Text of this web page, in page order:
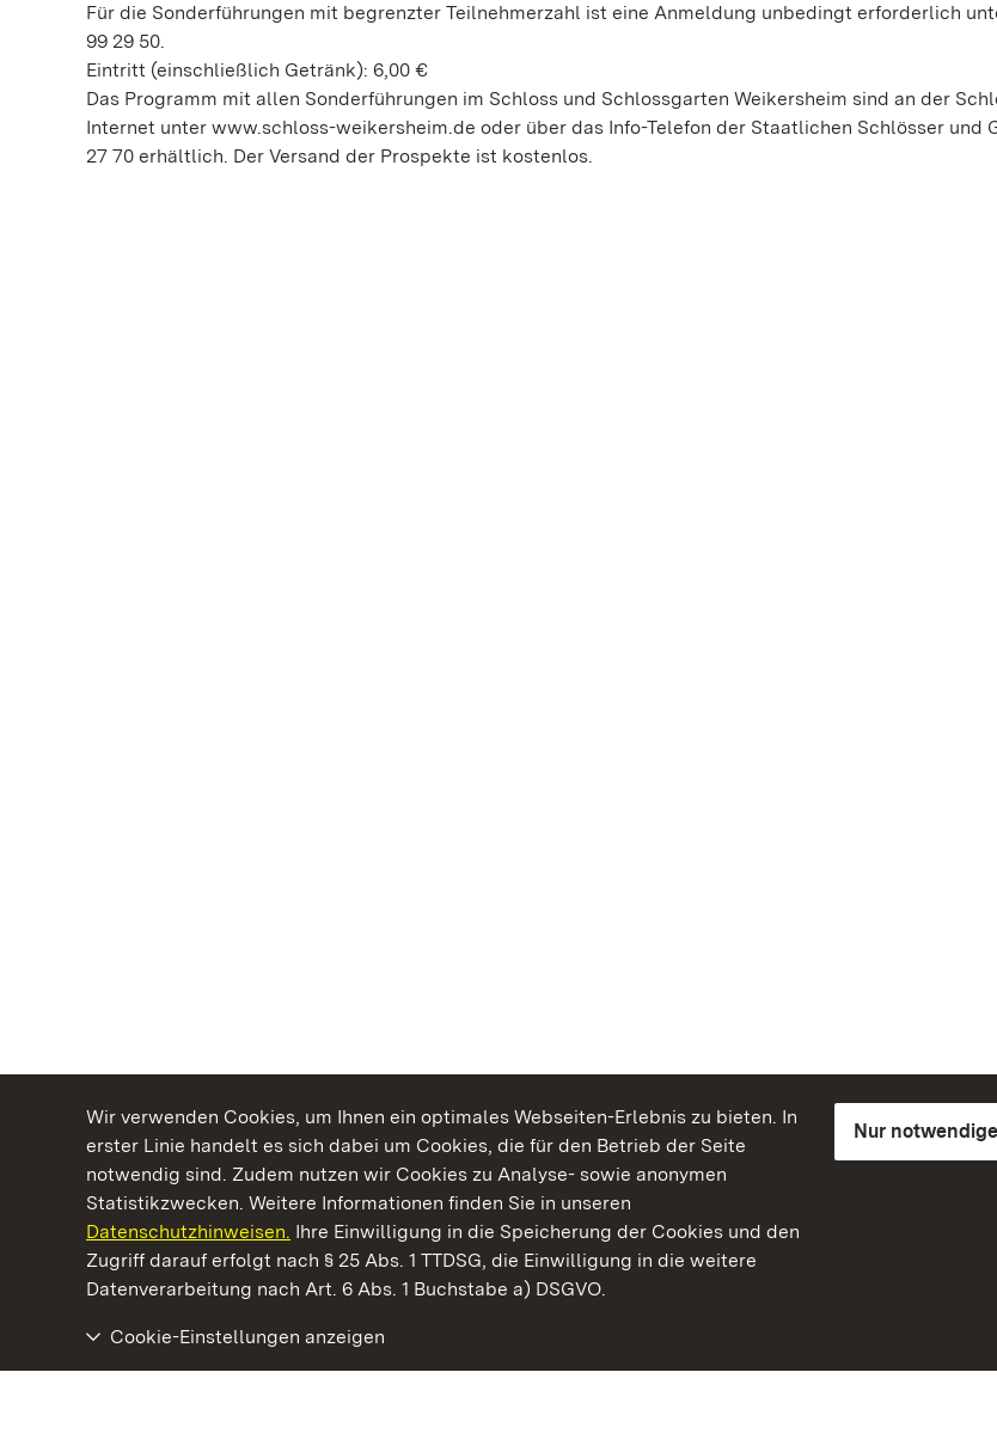
Wir verwenden Cookies, um Ihnen ein optimales Webseiten-Erlebnis zu bieten. In
erster Linie handelt es sich dabei um Cookies, die für den Betrieb der Seite
notwendig sind. Zudem nutzen wir Cookies zu Analyse- sowie anonymen
Statistikzwecken. Weitere Informationen finden Sie in unseren
Datenschutzhinweisen. Ihre Einwilligung in die Speicherung der Cookies und den
Zugriff darauf erfolgt nach § 25 Abs. 1 TTDSG, die Einwilligung in die weitere
Datenverarbeitung nach Art. 6 Abs. 1 Buchstabe a) DSGVO.
Nur
Cookie-Einstellungen anzeigen
Für die Sonderführungen mit begrenzter Teilnehmerzahl ist eine Anmeldung unbedingt erforderlich
99 29 50.
Eintritt (einschließlich Getränk): 6,00 €
Das Programm mit allen Sonderführungen im Schloss und Schlossgarten Weikersheim sind an der
Internet unter www.schloss-weikersheim.de oder über das Info-Telefon der Staatlichen Schlösser und
27 70 erhältlich. Der Versand der Prospekte ist kostenlos.
Kommen. Staunen. Genießen.